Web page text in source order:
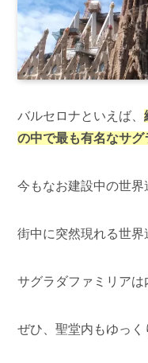
バルセロナといえば、
の中で最も有名なサグ
今もなお建設中の世界
街中に突然現れる世界
サグラダファミリアは
ぜひ、聖堂内もゆっく